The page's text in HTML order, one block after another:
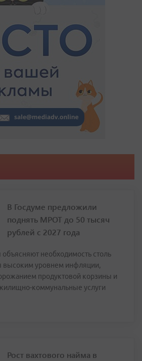
В Госдуме предложили
поднять МРОТ до 50 тысяч
рублей с 2027 года
необходимость столь
высоким уровнем инфляции,
продуктовой корзины и
коммунальные услуги
Рост вахтового найма в